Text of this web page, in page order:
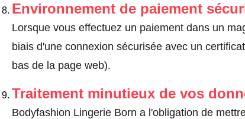
Environnement de paiement
Lorsque vous effectuez un paiement dans un
biais d'une connexion sécurisée avec un
bas de la page web).
Traitement minutieux de vos
Bodyfashion Lingerie Born a l'obligation de